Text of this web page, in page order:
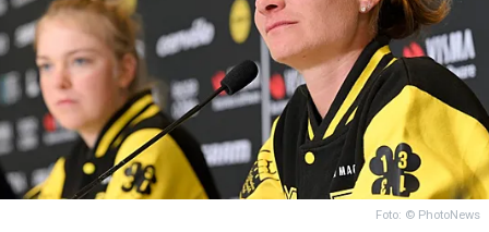
Foto: © PhotoNews